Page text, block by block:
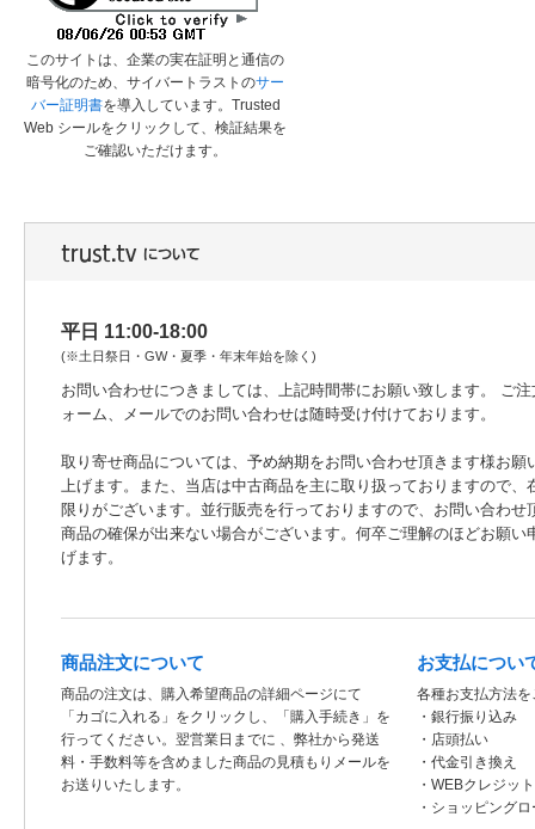
このサイトは、企業の実在証明と通信の
暗号化のため、サイバートラストのサー
バー証明書を導入しています。Trusted
Web シールをクリックして、検証結果を
ご確認いただけます。
平日 11:00-18:00
(※土日祭日・GW・夏季・年末年始を除く)
お問い合わせにつきましては、上記時間帯にお願い致します。 ご注
ォーム、メールでのお問い合わせは随時受け付けております。
取り寄せ商品については、予め納期をお問い合わせ頂きます様お願
上げます。また、当店は中古商品を主に取り扱っておりますので、
限りがございます。並行販売を行っておりますので、お問い合わせ
商品の確保が出来ない場合がございます。何卒ご理解のほどお願い
げます。
商品注文について
商品の注文は、購入希望商品の詳細ページにて
「カゴに入れる」をクリックし、「購入手続き」を
行ってください。翌営業日までに 、弊社から発送
料・手数料等を含めました商品の見積もりメールを
お送りいたします。
お支払につい
各種お支払方法
・銀行振り込み
・店頭払い
・代金引き換え
・WEBクレジッ
・ショッピング